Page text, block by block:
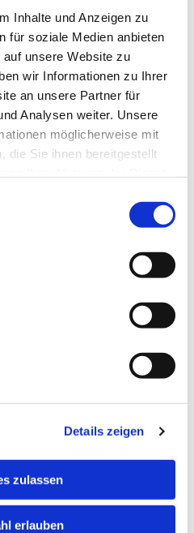
Inhalte und Anzeigen zu
für soziale Medien anbieten
unsere Website zu
wir Informationen zu Ihrer
an unsere Partner für
Analysen weiter. Unsere
möglicherweise mit
die Sie ihnen bereitgestellt
Details zeigen
zulassen
erlauben
Sie auch